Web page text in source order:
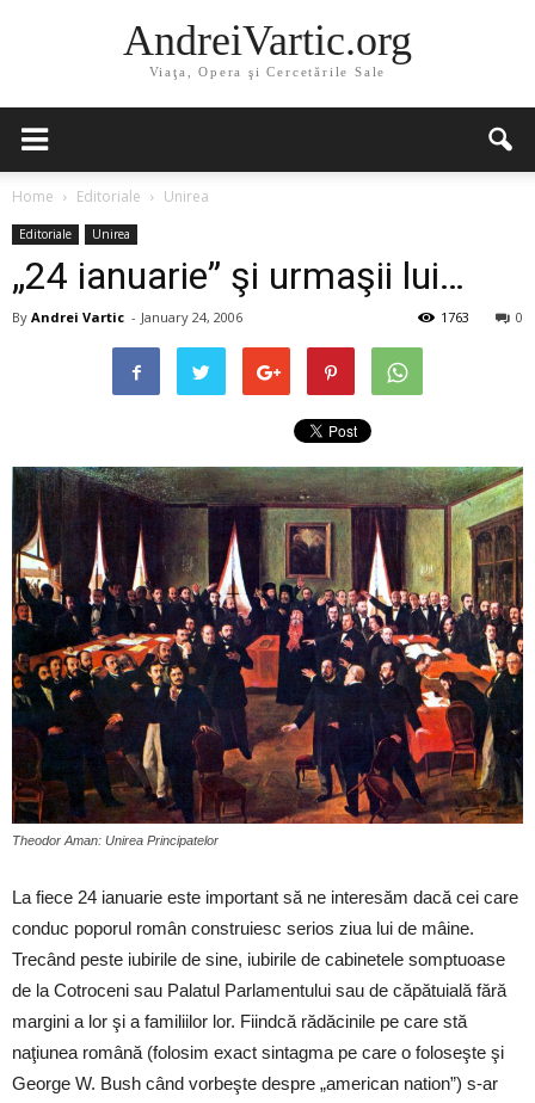
AndreiVartic.org
Viaţa, Opera şi Cercetările Sale
Home Editoriale Unirea
Editoriale Unirea
„24 ianuarie” şi urmaşii lui…
By Andrei Vartic - January 24, 2006 0
1763
Theodor Aman: Unirea Principatelor
La fiece 24 ianuarie este important să ne interesăm dacă cei care
conduc poporul român construiesc serios ziua lui de mâine.
Trecând peste iubirile de sine, iubirile de cabinetele somptuoase
de la Cotroceni sau Palatul Parlamentului sau de căpătuială fără
margini a lor şi a familiilor lor. Fiindcă rădăcinile pe care stă
naţiunea română (folosim exact sintagma pe care o foloseşte şi
George W. Bush când vorbeşte despre „american nation”) s-ar